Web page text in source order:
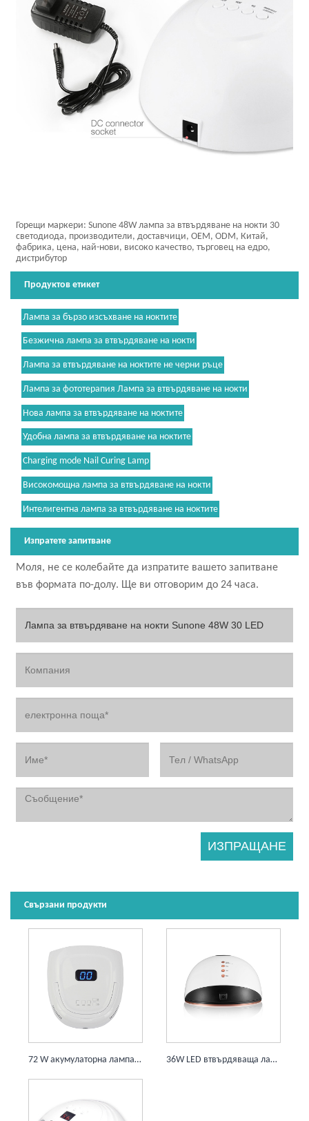
Горещи маркери: Sunone 48W лампа за втвърдяване на нокти 30
светодиода, производители, доставчици, OEM, ODM, Китай,
фабрика, цена, най-нови, високо качество, търговец на едро,
дистрибутор
Продуктов етикет
Лампа за бързо изсъхване на ноктите
Безжична лампа за втвърдяване на нокти
Лампа за втвърдяване на ноктите не черни ръце
Лампа за фототерапия Лампа за втвърдяване на нокти
Нова лампа за втвърдяване на ноктите
Удобна лампа за втвърдяване на ноктите
Charging mode Nail Curing Lamp
Високомощна лампа за втвърдяване на нокти
Интелигентна лампа за втвърдяване на ноктите
Изпратете запитване
Моля, не се колебайте да изпратите вашето запитване
във формата по-долу. Ще ви отговорим до 24 часа.
Свързани продукти
72 W акумулаторна лампа за втвърдяване 42 светодиода 15600 mAh батерия сушилня за нокти 36W LED втвърдяваща лампа 24LEDS Професионална бързосъхнеща